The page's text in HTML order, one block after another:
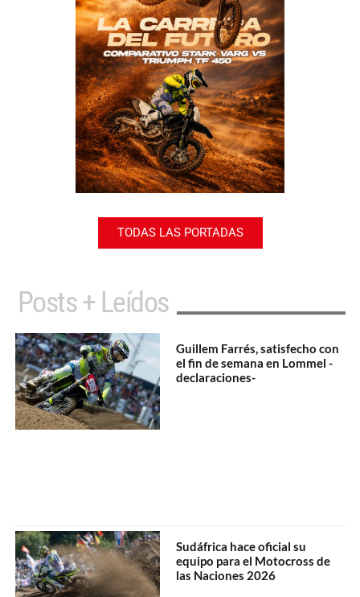
TODAS LAS PORTADAS
Posts + Leídos
Guillem Farrés, satisfecho con
el fin de semana en Lommel -
declaraciones-
Sudáfrica hace oficial su
equipo para el Motocross de
las Naciones 2026